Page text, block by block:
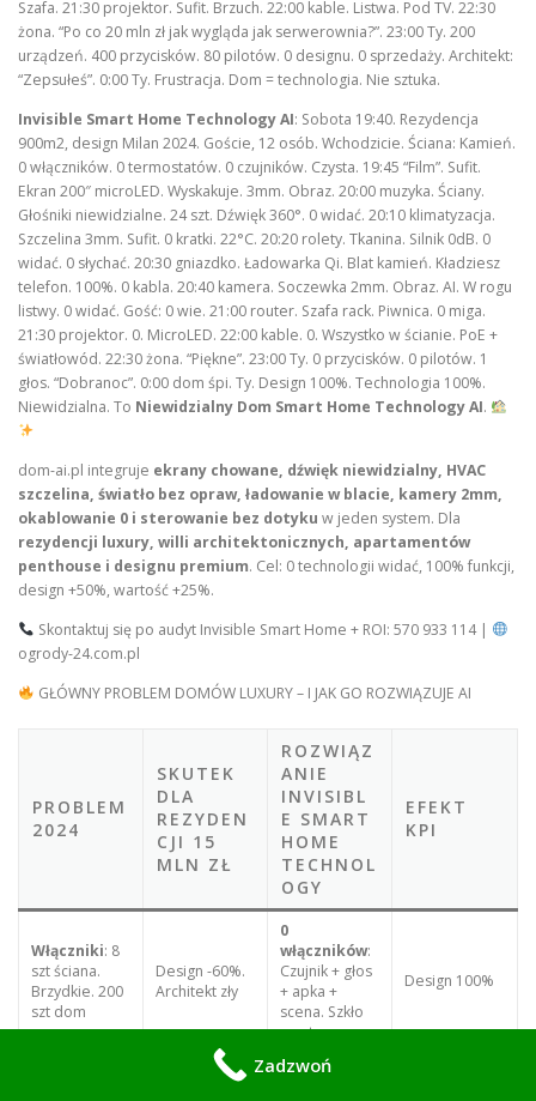
Szafa. 21:30 projektor. Sufit. Brzuch. 22:00 kable. Listwa. Pod TV. 22:30
żona. “Po co 20 mln zł jak wygląda jak serwerownia?”. 23:00 Ty. 200
urządzeń. 400 przycisków. 80 pilotów. 0 designu. 0 sprzedaży. Architekt:
“Zepsułeś”. 0:00 Ty. Frustracja. Dom = technologia. Nie sztuka.
Invisible Smart Home Technology AI: Sobota 19:40. Rezydencja
900m2, design Milan 2024. Goście, 12 osób. Wchodzicie. Ściana: Kamień.
0 włączników. 0 termostatów. 0 czujników. Czysta. 19:45 “Film”. Sufit.
Ekran 200″ microLED. Wyskakuje. 3mm. Obraz. 20:00 muzyka. Ściany.
Głośniki niewidzialne. 24 szt. Dźwięk 360°. 0 widać. 20:10 klimatyzacja.
Szczelina 3mm. Sufit. 0 kratki. 22°C. 20:20 rolety. Tkanina. Silnik 0dB. 0
widać. 0 słychać. 20:30 gniazdko. Ładowarka Qi. Blat kamień. Kładziesz
telefon. 100%. 0 kabla. 20:40 kamera. Soczewka 2mm. Obraz. AI. W rogu
listwy. 0 widać. Gość: 0 wie. 21:00 router. Szafa rack. Piwnica. 0 miga.
21:30 projektor. 0. MicroLED. 22:00 kable. 0. Wszystko w ścianie. PoE +
światłowód. 22:30 żona. “Piękne”. 23:00 Ty. 0 przycisków. 0 pilotów. 1
głos. “Dobranoc”. 0:00 dom śpi. Ty. Design 100%. Technologia 100%.
Niewidzialna. To Niewidzialny Dom Smart Home Technology AI.
dom-ai.pl integruje ekrany chowane, dźwięk niewidzialny, HVAC
szczelina, światło bez opraw, ładowanie w blacie, kamery 2mm,
okablowanie 0 i sterowanie bez dotyku w jeden system. Dla
rezydencji luxury, willi architektonicznych, apartamentów
penthouse i designu premium. Cel: 0 technologii widać, 100% funkcji,
design +50%, wartość +25%.
Skontaktuj się po audyt Invisible Smart Home + ROI: 570 933 114 |
ogrody-24.com.pl
GŁÓWNY PROBLEM DOMÓW LUXURY – I JAK GO ROZWIĄZUJE AI
PROBLEM
2024
SKUTEK
DLA
REZYDEN
CJI 15
MLN ZŁ
ROZWIĄZ
ANIE
INVISIBL
E SMART
HOME
TECHNOL
OGY
EFEKT
KPI
Włączniki: 8
szt ściana.
Brzydkie. 200
szt dom
Design -60%.
Architekt zły
0
włączników:
Czujnik + głos
+ apka +
scena. Szkło
czyste
Design 100%
MicroLED
Zadzwoń